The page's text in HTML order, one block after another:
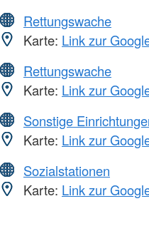
Rettungswache
Karte: Link zur
Rettungswache
Karte: Link zur
Sonstige
Karte: Link zur
Sozialstationen
Karte: Link zur